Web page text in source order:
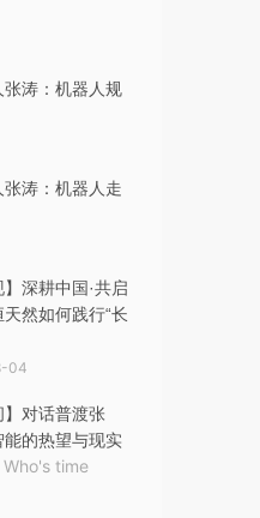
涛：机器人规
涛：机器人走
】深耕中国·共启
然如何践行“长
04
】对话普渡张
的热望与现实
time